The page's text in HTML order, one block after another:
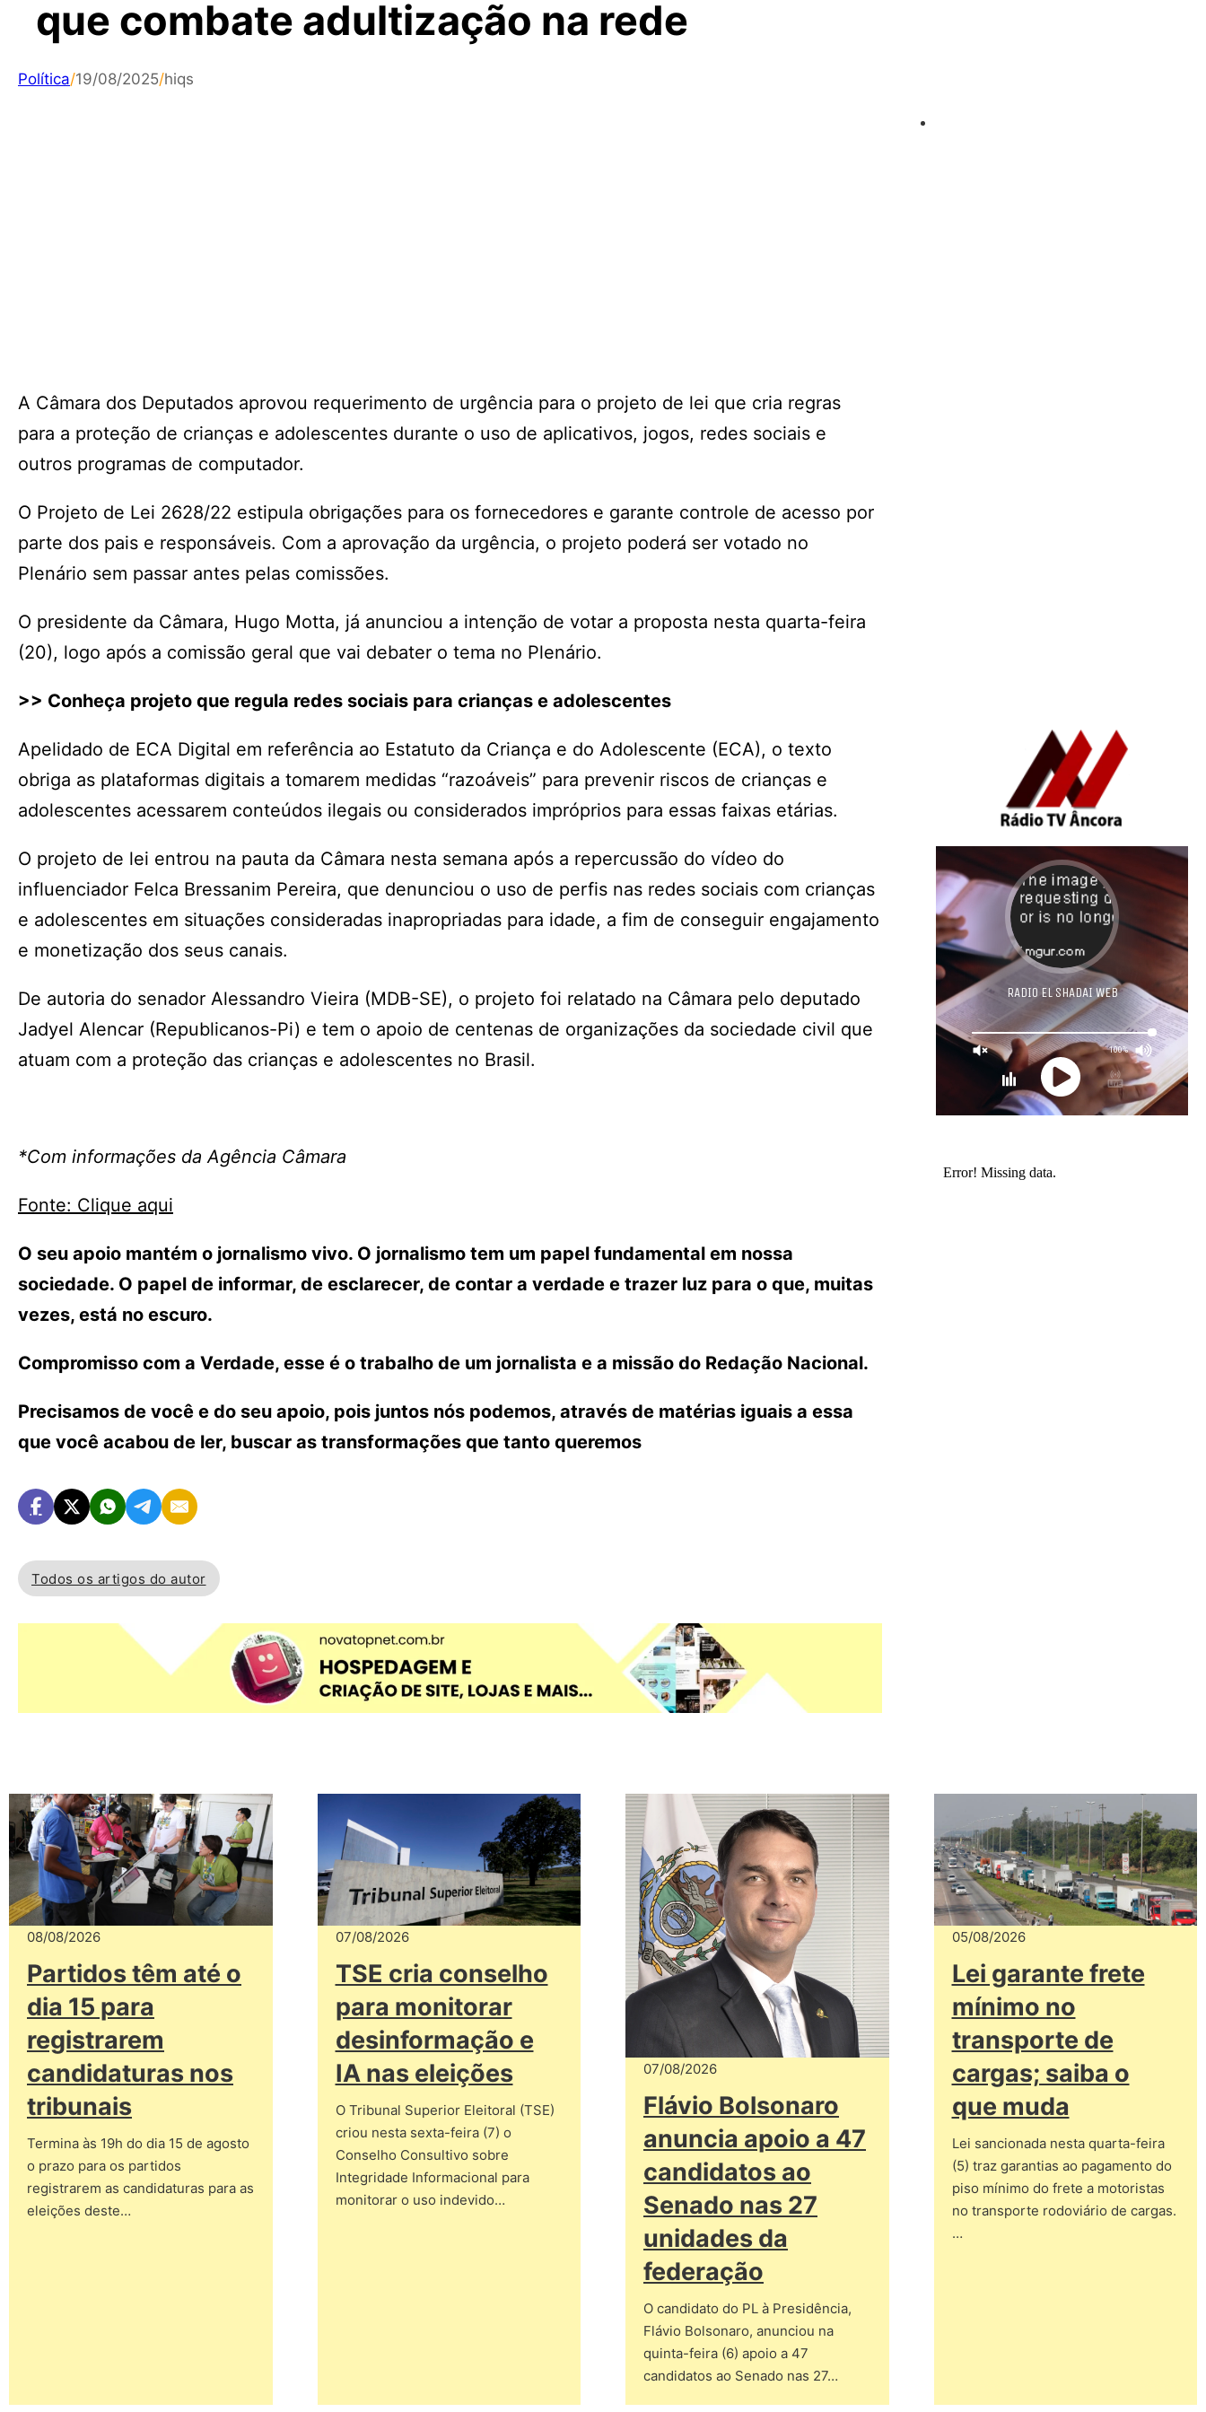
que combate adultização na rede
Política/19/08/2025/hiqs
A Câmara dos Deputados aprovou requerimento de urgência para o projeto de lei que cria regras
para a proteção de crianças e adolescentes durante o uso de aplicativos, jogos, redes sociais e
outros programas de computador.
O Projeto de Lei 2628/22 estipula obrigações para os fornecedores e garante controle de acesso por
parte dos pais e responsáveis. Com a aprovação da urgência, o projeto poderá ser votado no
Plenário sem passar antes pelas comissões.
O presidente da Câmara, Hugo Motta, já anunciou a intenção de votar a proposta nesta quarta-feira
(20), logo após a comissão geral que vai debater o tema no Plenário.
>> Conheça projeto que regula redes sociais para crianças e adolescentes
Apelidado de ECA Digital em referência ao Estatuto da Criança e do Adolescente (ECA), o texto
obriga as plataformas digitais a tomarem medidas “razoáveis” para prevenir riscos de crianças e
adolescentes acessarem conteúdos ilegais ou considerados impróprios para essas faixas etárias.
O projeto de lei entrou na pauta da Câmara nesta semana após a repercussão do vídeo do
influenciador Felca Bressanim Pereira, que denunciou o uso de perfis nas redes sociais com crianças
e adolescentes em situações consideradas inapropriadas para idade, a fim de conseguir engajamento
e monetização dos seus canais.
De autoria do senador Alessandro Vieira (MDB-SE), o projeto foi relatado na Câmara pelo deputado
Jadyel Alencar (Republicanos-Pi) e tem o apoio de centenas de organizações da sociedade civil que
atuam com a proteção das crianças e adolescentes no Brasil.
*Com informações da Agência Câmara
Fonte: Clique aqui
O seu apoio mantém o jornalismo vivo. O jornalismo tem um papel fundamental em nossa
sociedade. O papel de informar, de esclarecer, de contar a verdade e trazer luz para o que, muitas
vezes, está no escuro.
Compromisso com a Verdade, esse é o trabalho de um jornalista e a missão do Redação Nacional.
Precisamos de você e do seu apoio, pois juntos nós podemos, através de matérias iguais a essa
que você acabou de ler, buscar as transformações que tanto queremos
Todos os artigos do autor
08/08/2026
Partidos têm até o
dia 15 para
registrarem
candidaturas nos
tribunais
Termina às 19h do dia 15 de agosto
o prazo para os partidos
registrarem as candidaturas para as
eleições deste…
07/08/2026
TSE cria conselho
para monitorar
desinformação e
IA nas eleições
O Tribunal Superior Eleitoral (TSE)
criou nesta sexta-feira (7) o
Conselho Consultivo sobre
Integridade Informacional para
monitorar o uso indevido…
07/08/2026
Flávio Bolsonaro
anuncia apoio a 47
candidatos ao
Senado nas 27
unidades da
federação
O candidato do PL à Presidência,
Flávio Bolsonaro, anunciou na
quinta-feira (6) apoio a 47
candidatos ao Senado nas 27…
05/08/2026
Lei garante frete
mínimo no
transporte de
cargas; saiba o
que muda
Lei sancionada nesta quarta-feira
(5) traz garantias ao pagamento do
piso mínimo do frete a motoristas
no transporte rodoviário de cargas.
…